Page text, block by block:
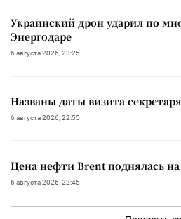
Украинский дрон ударил по
Энергодаре
6 августа 2026, 23:25
Названы даты визита
6 августа 2026, 22:55
Цена нефти Brent поднялась на
6 августа 2026, 22:45